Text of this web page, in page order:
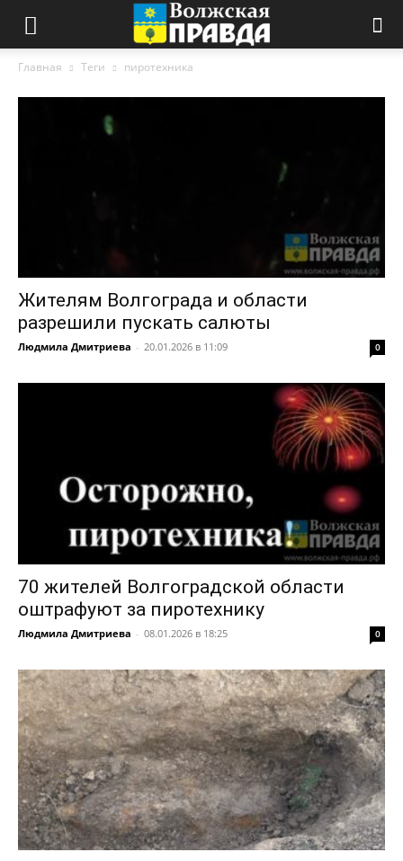
Главная Теги пиротехника
Жителям Волгограда и области
разрешили пускать салюты
Людмила Дмитриева - 20.01.2026 в 11:09 0
70 жителей Волгоградской области
оштрафуют за пиротехнику
Людмила Дмитриева - 08.01.2026 в 18:25 0